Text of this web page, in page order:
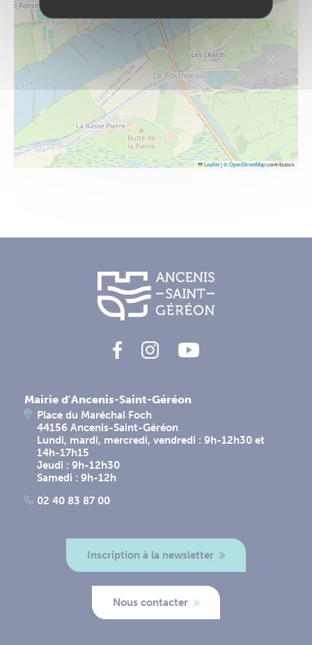
Leaflet|©OpenStreetMapcontributors
Mairie d'Ancenis-Saint-Géréon
Place du Maréchal Foch
44156 Ancenis-Saint-Géréon
Lundi, mardi, mercredi, vendredi : 9h-12h30 et
14h-17h15
Jeudi : 9h-12h30
Samedi : 9h-12h
02 40 83 87 00
Inscription à la newsletter
Nous contacter